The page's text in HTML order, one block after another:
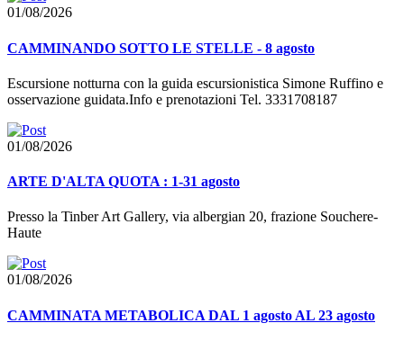
01/08/2026
CAMMINANDO SOTTO LE STELLE - 8 agosto
Escursione notturna con la guida escursionistica Simone Ruffino e
osservazione guidata.Info e prenotazioni Tel. 3331708187
01/08/2026
ARTE D'ALTA QUOTA : 1-31 agosto
Presso la Tinber Art Gallery, via albergian 20, frazione Souchere-
Haute
01/08/2026
CAMMINATA METABOLICA DAL 1 agosto AL 23 agosto